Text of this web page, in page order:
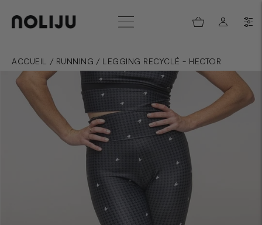
ACCUEIL / RUNNING / LEGGING RECYCLÉ - HECTOR